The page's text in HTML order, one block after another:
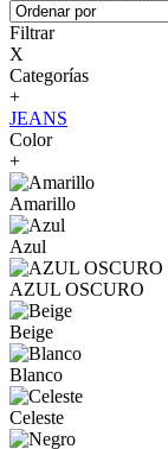
Filtrar
X
Categorías
+
JEANS
Color
+
Amarillo
Azul
AZUL OSCURO
Beige
Blanco
Celeste